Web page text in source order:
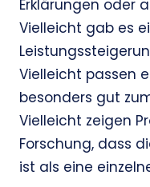
Erklärungen oder
Vielleicht gab es
Vielleicht passen
besonders gut
Vielleicht zeigen
Forschung, dass
ist als eine